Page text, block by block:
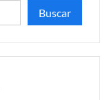
Buscar